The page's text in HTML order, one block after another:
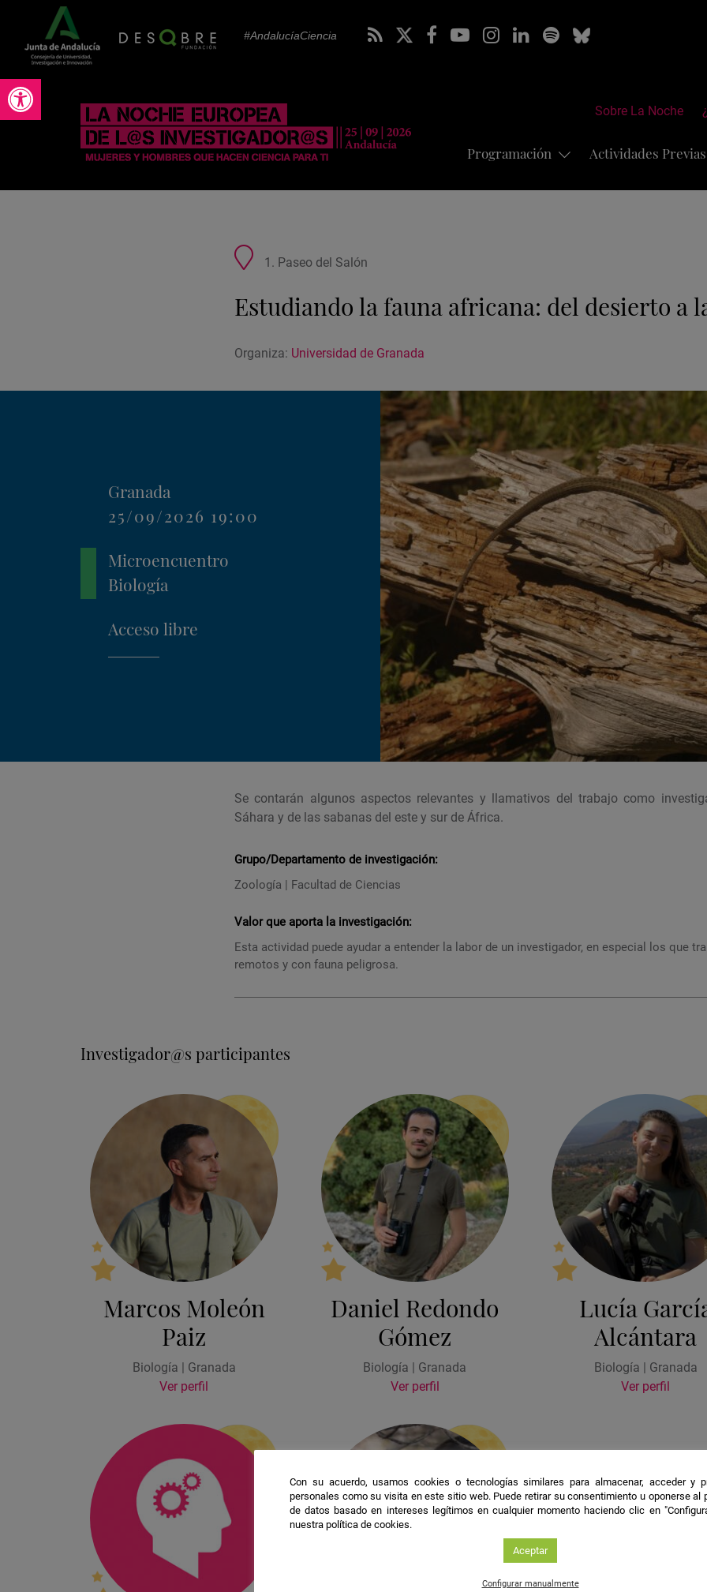
Abrir barra de herramientas
#AndalucíaCiencia
Sobre La Noche
Programación Actividades Previas
de
actividad
1. Paseo del Salón
Estudiando la fauna africana: del desierto a
Organiza: Universidad de Granada
Granada
25/09/2026 19:00
Microencuentro
Biología
Acceso libre
Se contarán algunos aspectos relevantes y llamativos del trabajo como
Sáhara y de las sabanas del este y sur de África.
Grupo/Departamento de investigación:
Zoología | Facultad de Ciencias
Valor que aporta la investigación:
Esta actividad puede ayudar a entender la labor de un investigador, en especial los que
remotos y con fauna peligrosa.
Investigador@s participantes
Marcos Moleón
Paiz
Biología | Granada
Ver perfil
Daniel Redondo
Gómez
Biología | Granada
Ver perfil
Lucía
Alcántara
Biología | Granada
Ver perfil
Con su acuerdo, usamos cookies o tecnologías similares para almacenar, acceder y
personales como su visita en este sitio web. Puede retirar su consentimiento u oponerse al
de datos basado en intereses legítimos en cualquier momento haciendo clic en
nuestra política de cookies.
Aceptar
Configurar manualmente